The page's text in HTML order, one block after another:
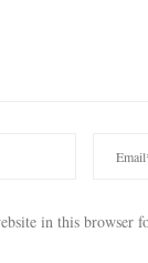
in this browser